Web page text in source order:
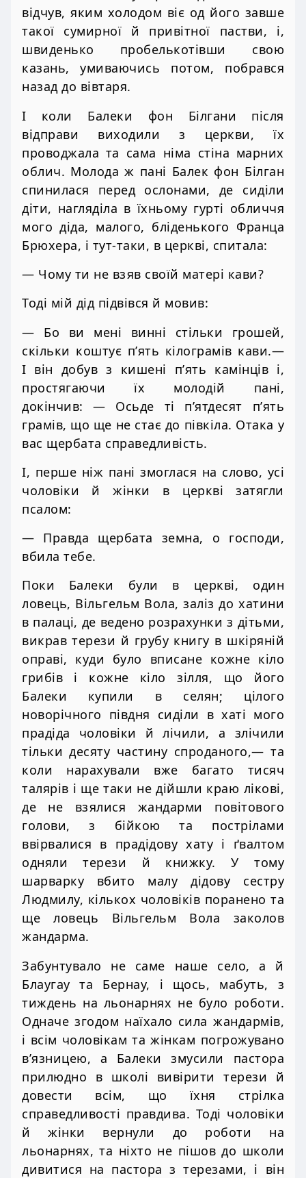
відчув, яким холодом віє од його завше
такої сумирної й привітної пастви, і,
швиденько пробелькотівши свою
казань, умиваючись потом, побрався
назад до вівтаря.
І коли Балеки фон Білгани після
відправи виходили з церкви, їх
проводжала та сама німа стіна марних
облич. Молода ж пані Балек фон Білган
спинилася перед ослонами, де сиділи
діти, нагляділа в їхньому гурті обличчя
мого діда, малого, бліденького Франца
Брюхера, і тут-таки, в церкві, спитала:
— Чому ти не взяв своїй матері кави?
Тоді мій дід підвівся й мовив:
— Бо ви мені винні стільки грошей,
скільки коштує п’ять кілограмів кави.—
І він добув з кишені п’ять камінців і,
простягаючи їх молодій пані,
докінчив: — Осьде ті п’ятдесят п’ять
грамів, що ще не стає до півкіла. Отака у
вас щербата справедливість.
І, перше ніж пані змоглася на слово, усі
чоловіки й жінки в церкві затягли
псалом:
— Правда щербата земна, о господи,
вбила тебе.
Поки Балеки були в церкві, один
ловець, Вільгельм Вола, заліз до хатини
в палаці, де ведено розрахунки з дітьми,
викрав терези й грубу книгу в шкіряній
оправі, куди було вписане кожне кіло
грибів і кожне кіло зілля, що його
Балеки купили в селян; цілого
новорічного півдня сиділи в хаті мого
прадіда чоловіки й лічили, а злічили
тільки десяту частину спроданого,— та
коли нарахували вже багато тисяч
талярів і ще таки не дійшли краю лікові,
де не взялися жандарми повітового
голови, з бійкою та пострілами
ввірвалися в прадідову хату і ґвалтом
одняли терези й книжку. У тому
шарварку вбито малу дідову сестру
Людмилу, кількох чоловіків поранено та
ще ловець Вільгельм Вола заколов
жандарма.
Забунтувало не саме наше село, а й
Блаугау та Бернау, і щось, мабуть, з
тиждень на льонарнях не було роботи.
Одначе згодом наїхало сила жандармів,
і всім чоловікам та жінкам погрожувано
в’язницею, а Балеки змусили пастора
прилюдно в школі вивірити терези й
довести всім, що їхня стрілка
справедливості правдива. Тоді чоловіки
й жінки вернули до роботи на
льонарнях, та ніхто не пішов до школи
дивитися на пастора з терезами, і він